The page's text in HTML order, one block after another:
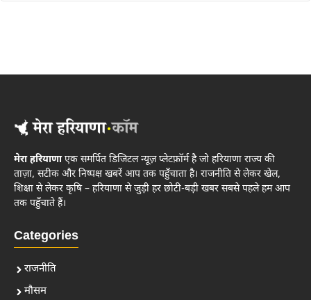
मेरा हरियाणाएक समर्पित डिजिटल न्यूज़ प्लेटफ़ॉर्म है जो हरियाणा राज्य की
ताज़ा, सटीक और निष्पक्ष खबरें आप तक पहुँचाता है। राजनीति से लेकर खेल,
शिक्षा से लेकर कृषि – हरियाणा से जुड़ी हर छोटी-बड़ी खबर सबसे पहले हम आप
तक पहुँचाते हैं।
Categories
राजनीति
मौसम